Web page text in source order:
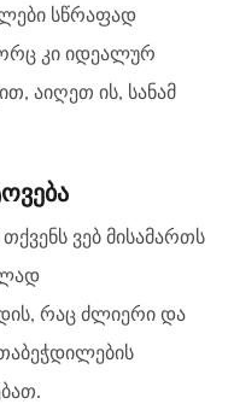
სწრაფად
კი იდეალურ
აიღეთ ის, სანამ
ვებ მისამართს
რაც ძლიერი და